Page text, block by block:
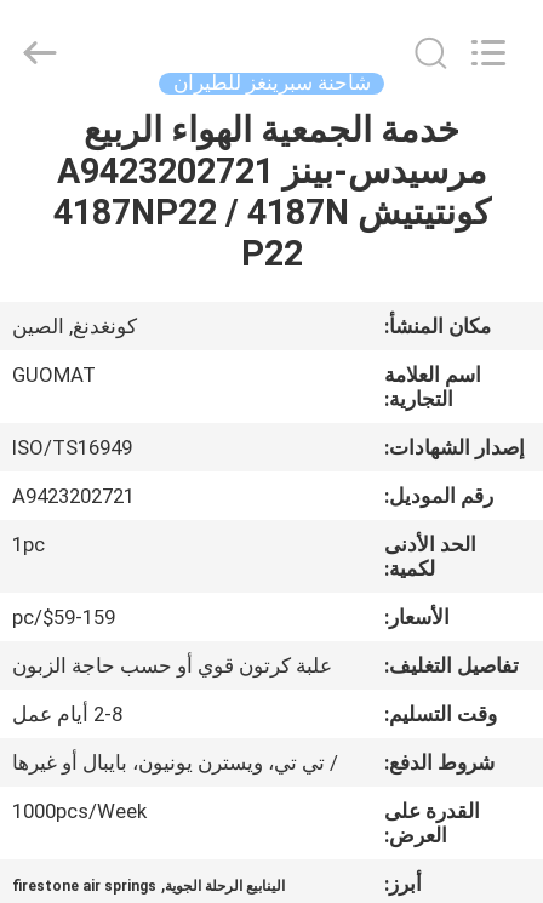
الصفحة
الرئيسية
معلومات
جولة
المعمل
مراقبة
الجودة
اتصل
شاحنة سبرينغز للطيران
خدمة الجمعية الهواء الربيع
مرسيدس-بينز A9423202721
كونتيتيش 4187NP22 / 4187N
P22
مكان المنشأ:
كونغدنغ, الصين
اسم العلامة
التجارية:
GUOMAT
إصدار الشهادات:
ISO/TS16949
رقم الموديل:
A9423202721
الحد الأدنى
لكمية:
1pc
الأسعار:
$59-159/pc
تفاصيل التغليف:
علبة كرتون قوي أو حسب حاجة الزبون
وقت التسليم:
2-8 أيام عمل
شروط الدفع:
/ تي تي، ويسترن يونيون، بايبال أو غيرها
القدرة على
العرض:
1000pcs/Week
أبرز: الينابيع الرحلة الجوية,
firestone air springs